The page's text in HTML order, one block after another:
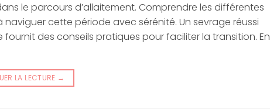
le parcours d’allaitement. Comprendre les différentes
cette période avec sérénité. Un sevrage réussi
des conseils pratiques pour faciliter la transition. En
LA LECTURE →